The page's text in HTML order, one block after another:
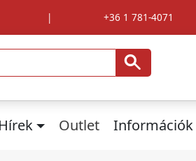
| +36 1 781-4071
Hírek Outlet Információk